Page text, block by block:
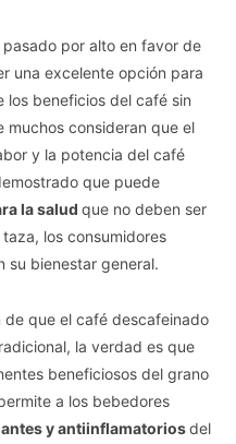
por alto en favor de
una excelente opción para
los beneficios del café sin
muchos consideran que el
y la potencia del café
que puede
la salud que no deben ser
los consumidores
su bienestar general.
que el café descafeinado
la verdad es que
beneficiosos del grano
a los bebedores
y antiinflamatoriosdel